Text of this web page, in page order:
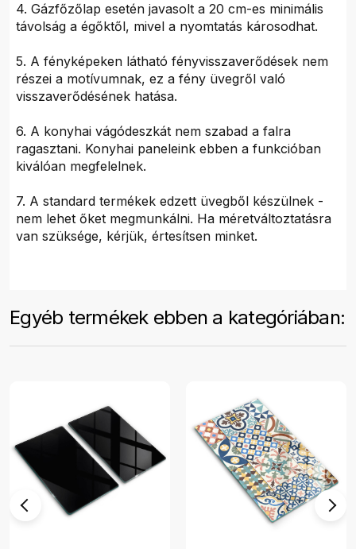
4. Gázfőzőlap esetén javasolt a 20 cm-es minimális
távolság a égőktől, mivel a nyomtatás károsodhat.
5. A fényképeken látható fényvisszaverődések nem
részei a motívumnak, ez a fény üvegről való
visszaverődésének hatása.
6. A konyhai vágódeszkát nem szabad a falra
ragasztani. Konyhai paneleink ebben a funkcióban
kiválóan megfelelnek.
7. A standard termékek edzett üvegből készülnek -
nem lehet őket megmunkálni. Ha méretváltoztatásra
van szüksége, kérjük, értesítsen minket.
Egyéb termékek ebben a kategóriában: